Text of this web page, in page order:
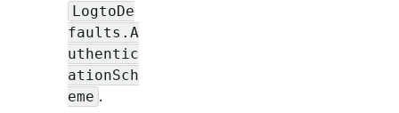
LogtoDe
faults.A
uthentic
ationSch
eme .